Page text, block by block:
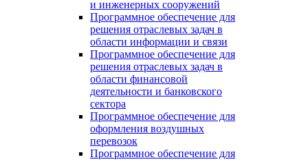
и инженерных сооружений
Программное обеспечение для
решения отраслевых задач в
области информации и связи
Программное обеспечение для
решения отраслевых задач в
области финансовой
деятельности и банковского
сектора
Программное обеспечение для
оформления воздушных
перевозок
Программное обеспечение для